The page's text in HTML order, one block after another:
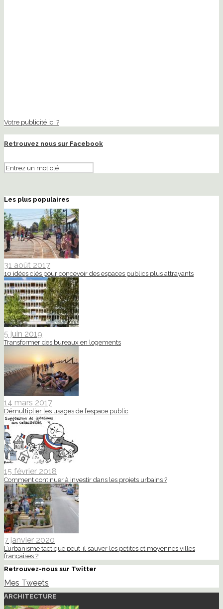
Votre publicité ici ?
Retrouvez nous sur Facebook
Les plus populaires
31 août 2017
10 idées clés pour concevoir des espaces publics plus attrayants
5 juin 2019
Transformer des bureaux en logements
14 mars 2017
Démultiplier les usages de l’espace public
15 février 2018
Comment continuer à investir dans les projets urbains ?
7 janvier 2020
L’urbanisme tactique peut-il sauver les petites et moyennes villes
françaises ?
Retrouvez-nous sur Twitter
Mes Tweets
ARCHITECTURE